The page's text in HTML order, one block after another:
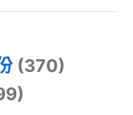
(370)